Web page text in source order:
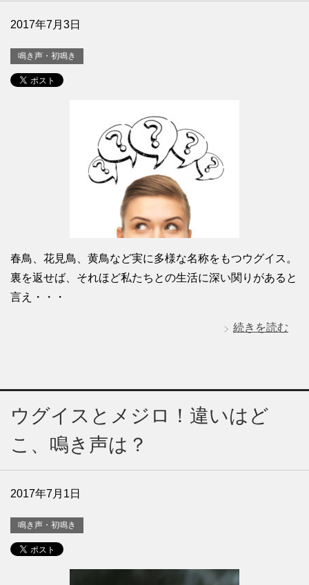
2017年7月3日
鳴き声・初鳴き
春鳥、花見鳥、黄鳥など実に多様な名称をもつウグイス。
裏を返せば、それほど私たちとの生活に深い関りがあると
言え・・・
続きを読む
ウグイスとメジロ！違いはど
こ、鳴き声は？
2017年7月1日
鳴き声・初鳴き